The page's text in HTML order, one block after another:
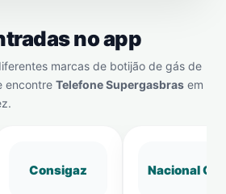
no app
marcas de botijão de gás de
encontre Telefone Supergasbras em
Consigaz Nacional Gás